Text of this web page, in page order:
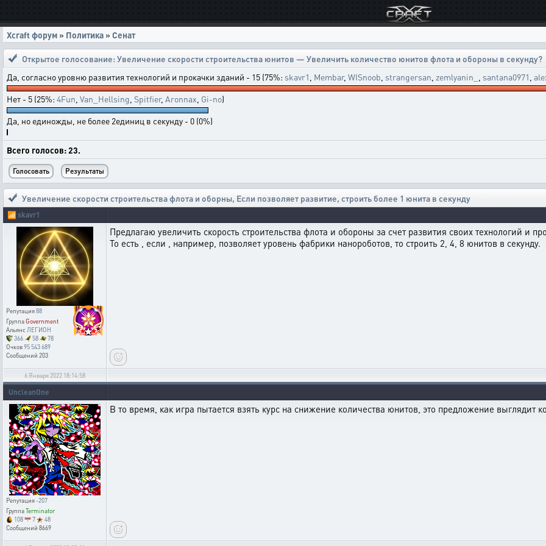
Xcraft форум » Политика » Сенат
Открытое голосование:Увеличение скорости строительства юнитов — Увеличить количество юнитов флота и обороны в секунду?
Да, согласно уровню развития технологий и прокачки зданий - 15 (75%: skavr1 Membar, WISnoob strangersan zemlyanin_ santana0971
Нет - 5 (25%: 4Fun Van_Hellsing Spitfier, Aronnax Gi-no)
Да, но единожды, не более 2единиц в секунду - 0 (0%)
Всего голосов: 23.
Увеличение скорости строительства флота и оборны, Если позволяет развитие, строить более 1 юнита в секунду
📶 skavr1
Репутация88
ГруппаGovernment
Альянс ЛЕГИОН
366
58
78
Очков95 543 689
Сообщений 203
Предлагаю увеличить скорость строительства флота и обороны за счет развития своих технологий и
То есть , если , например, позволяет уровень фабрики нанороботов, то строить 2, 4, 8 юнитов в секунду.
6 Января 2022 18:14:58
UncleanOne
Репутация-207
ГруппаTerminator
108
7
48
Сообщений 8669
В то время, как игра пытается взять курс на снижение количества юнитов, это предложение выглядит